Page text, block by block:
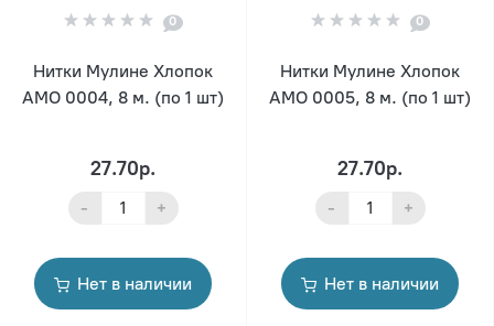
0
Нитки Мулине Хлопок
AMO 0004, 8 м. (по 1 шт)
27.70р.
- +
Нет в наличии
0
Нитки Мулине Хлопок
AMO 0005, 8 м. (по 1 шт)
27.70р.
- +
Нет в наличии